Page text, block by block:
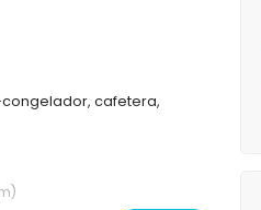
cafetera,